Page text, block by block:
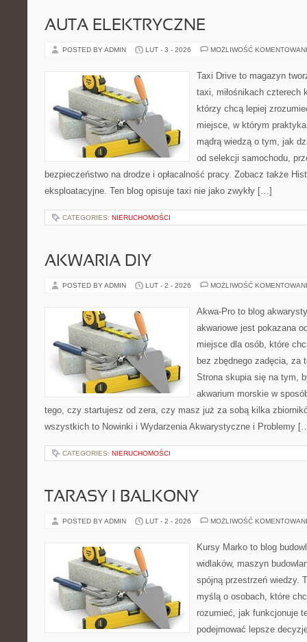
AUTA ELEKTRYCZNE
POSTED BY ADMIN LUT - 3 - 2026 MOŻLIWOŚĆ
Taxi Drive to magazyn
taxi, miłośnikach czterech
którzy chcą lepiej
miejsce, w którym
mądrą wiedzą o tym, jak
od selekcji samochodu,
bezpieczeństwo na drodze i opłacalność pracy. Zobacz także
eksploatacyjne. Ten blog opisuje taxi nie jako zwykły […]
CATEGORIES: NIERUCHOMOŚCI
AKWARIA DIY
POSTED BY ADMIN LUT - 2 - 2026 MOŻLIWOŚĆ
Akwa-Pro to blog
akwariowe jest pokazana
miejsce dla osób, które
bez zbędnego zadęcia, za
Strona skupia się na tym,
akwarium morskie w
tego, czy startujesz od zera, czy masz już za sobą kilka
wszystkich to Nowinki i Wydarzenia Akwarystyczne i Problemy
CATEGORIES: NIERUCHOMOŚCI
TARASY I BALKONY
POSTED BY ADMIN LUT - 2 - 2026 MOŻLIWOŚĆ
Kursy Marko to blog
widlaków, maszyn
spójną przestrzeń wiedzy.
myślą o osobach, które
rozumieć, jak funkcjonuje
podejmować lepsze